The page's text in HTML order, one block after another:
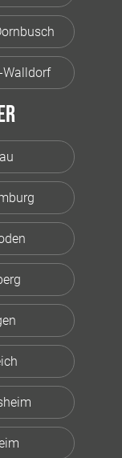
Walldorf